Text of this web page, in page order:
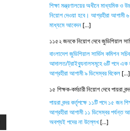
শিক্ষা মন্ত্রণালয়ের অধীনে মাধ্যমিক ও
নিয়োগ দেওয়া হবে। আগ্রহীরা আগামী
মাধ্যমে আবেদন[...]
১১৫২ জনকে নিয়োগ দেবে জুডিশিয়াল
বাংলাদেশ জুডিশিয়াল সার্ভিস কমিশন
আদালত/ট্রাইব্যুনালসমূহে ৬টি পদে এক
আগ্রহীরা আগামী ৯ ডিসেম্বর বিকেল[...]
১৫ শিক্ষক-কর্মচারী নিয়োগ দেবে পায়রা
পায়রা বন্দর কর্তৃপক্ষে ১১টি পদে ১৫ জন
আগ্রহীরা আগামী ১১ ডিসেম্বর পর্যন্ত
অবশ্যই পদের না উল্লেখ[...]